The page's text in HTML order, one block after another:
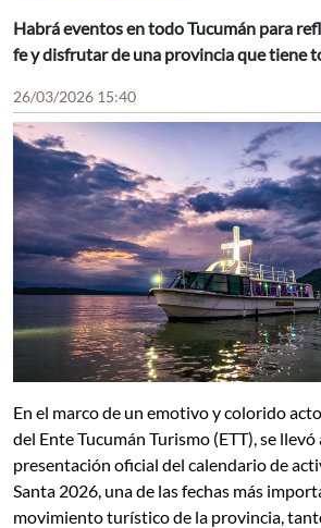
Habrá eventos en todo Tucumán para
fe y disfrutar de una provincia que tiene
26/03/2026 15:40
En el marco de un emotivo y colorido
del Ente Tucumán Turismo (ETT), se
presentación oficial del calendario de
Santa 2026, una de las fechas más
movimiento turístico de la provincia,